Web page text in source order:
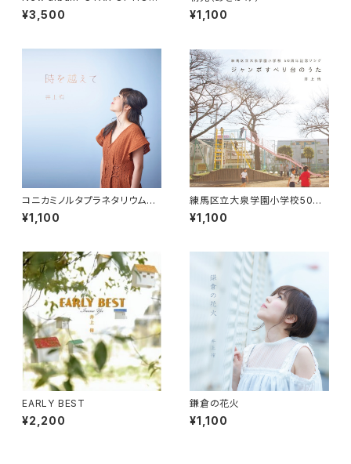
E」
¥3,500 ¥1,100
コニカミノルタプラネタリウム
『星の数ほど』挿入歌「時を越え
て」
¥1,100
練馬区立大泉学園小学校50周
年記念ソング「ジャンボすべり台
のうた」
¥1,100
EARLY BEST
¥2,200
鎌倉の花火
¥1,100